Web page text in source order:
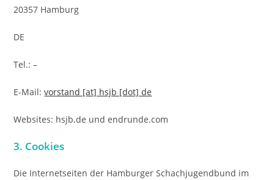
20357 Hamburg
DE
Tel.: –
E-Mail:vorstand [at] hsjb [dot] de
Websites: hsjb.de und endrunde.com
3. Cookies
Die Internetseiten der Hamburger Schachjugendbund im